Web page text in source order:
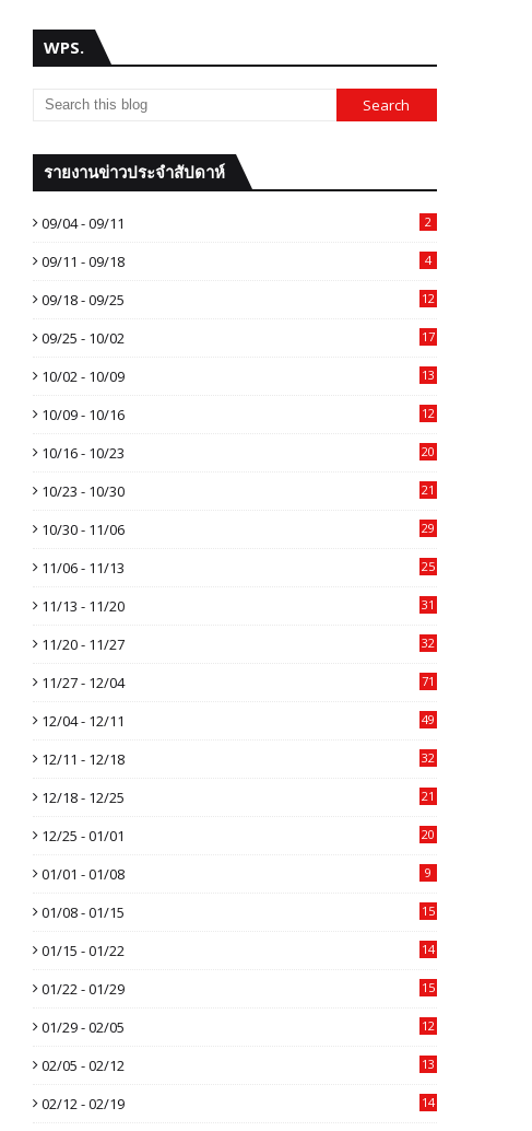
WPS.
รายงานข่าวประจำสัปดาห์
09/04 - 09/11 2
09/11 - 09/18 4
09/18 - 09/25 12
09/25 - 10/02 17
10/02 - 10/09 13
10/09 - 10/16 12
10/16 - 10/23 20
10/23 - 10/30 21
10/30 - 11/06 29
11/06 - 11/13 25
11/13 - 11/20 31
11/20 - 11/27 32
11/27 - 12/04 71
12/04 - 12/11 49
12/11 - 12/18 32
12/18 - 12/25 21
12/25 - 01/01 20
01/01 - 01/08 9
01/08 - 01/15 15
01/15 - 01/22 14
01/22 - 01/29 15
01/29 - 02/05 12
02/05 - 02/12 13
02/12 - 02/19 14